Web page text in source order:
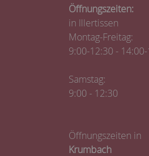
Öffnungszeiten:
in Illertissen
Montag-Freitag:
9:00-12:30 -
Samstag:
9:00 - 12:30
Öffnungszeiten in
Krumbach